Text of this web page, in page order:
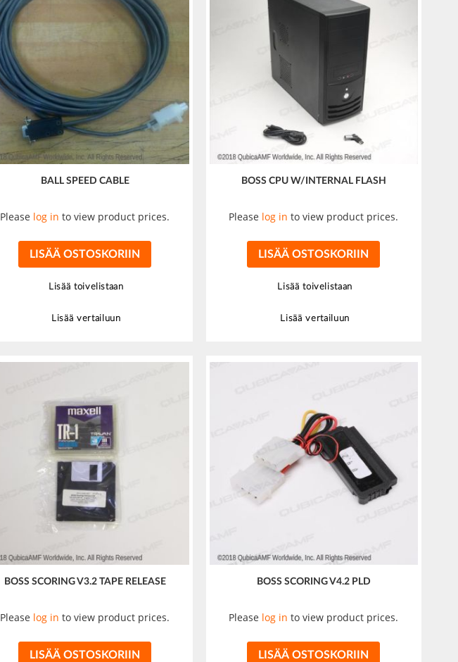
BALL SPEED CABLE
Please log in to view product prices.
LISÄÄ OSTOSKORIIN
Lisää toivelistaan
Lisää vertailuun
BOSS CPU W/INTERNAL FLASH
Please log in to view product prices.
LISÄÄ OSTOSKORIIN
Lisää toivelistaan
Lisää vertailuun
BOSS SCORING V3.2 TAPE RELEASE
Please log in to view product prices.
LISÄÄ OSTOSKORIIN
BOSS SCORING V4.2 PLD
Please log in to view product prices.
LISÄÄ OSTOSKORIIN